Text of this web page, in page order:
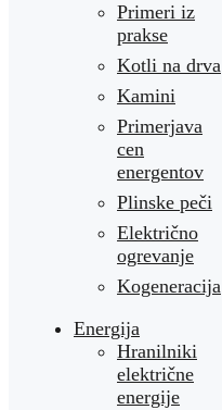
Primeri iz
prakse
Kotli na drva
Kamini
Primerjava
cen
energentov
Plinske peči
Električno
ogrevanje
Kogeneracija
Energija
Hranilniki
električne
energije